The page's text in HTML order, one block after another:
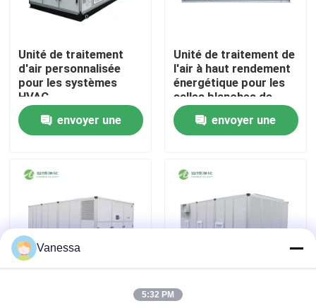
Contrôle de qualité
Contactez-nous
Nouvelles
Cas
Théâtre modulaire d'opération
Pièce propre modulaire
Unité de traitement
d'air personnalisée
pour les systèmes
HVAC.
envoyer une
Unité de traitement de
l'air à haut rendement
énergétique pour les
salles blanches de
l'industrie
pharmaceutique
envoyer une
AMBER Unité de
Vanessa
5:32 PM